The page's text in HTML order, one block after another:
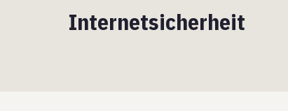
Internetsicherheit